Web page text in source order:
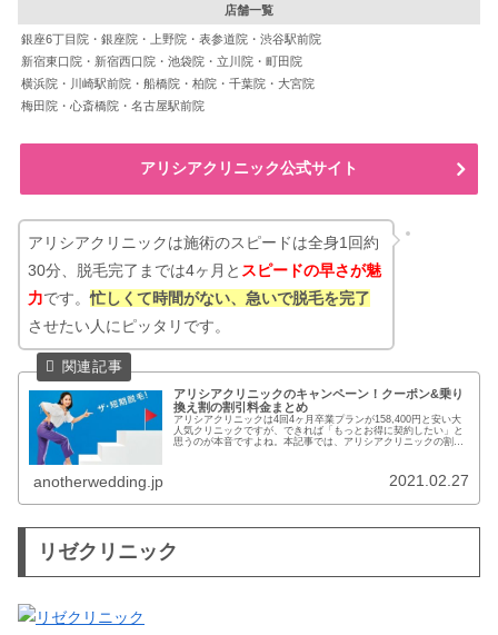
店舗一覧
銀座6丁目院・銀座院・上野院・表参道院・渋谷駅前院
新宿東口院・新宿西口院・池袋院・立川院・町田院
横浜院・川崎駅前院・船橋院・柏院・千葉院・大宮院
梅田院・心斎橋院・名古屋駅前院
アリシアクリニック公式サイト
アリシアクリニックは施術のスピードは全身1回約
30分、脱毛完了までは4ヶ月と スピードの早さが魅
力です。忙しくて時間がない、急いで脱毛を完了
させたい人にピッタリです。
アリシアクリニックのキャンペーン！クーポン&乗り
換え割の割引料金まとめ
アリシアクリニックは4回4ヶ月卒業プランが158,400円と安い大
人気クリニックですが、できれば「もっとお得に契約したい」と
思うのが本音ですよね。本記事では、アリシアクリニックの割引
anotherwedding.jp 2021.02.27
リゼクリニック